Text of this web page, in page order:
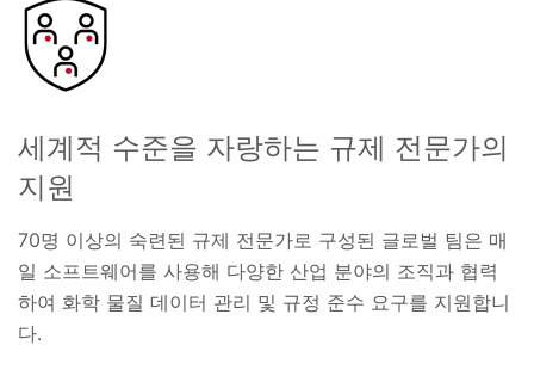
세계적 수준을 자랑하는 규제 전문가의
지원
70명 이상의 숙련된 규제 전문가로 구성된 글로벌 팀은 매
일 소프트웨어를 사용해 다양한 산업 분야의 조직과 협력
하여 화학 물질 데이터 관리 및 규정 준수 요구를 지원합니
다.